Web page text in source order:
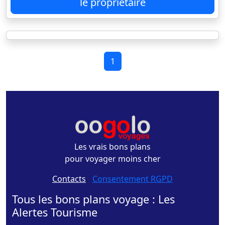
1
Les vrais bons plans
pour voyager moins cher
Contacts - Consentement RGPD
Tous les bons plans voyage : Les
Alertes Tourisme